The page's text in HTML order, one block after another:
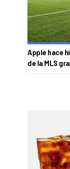
Apple hace
de la MLS